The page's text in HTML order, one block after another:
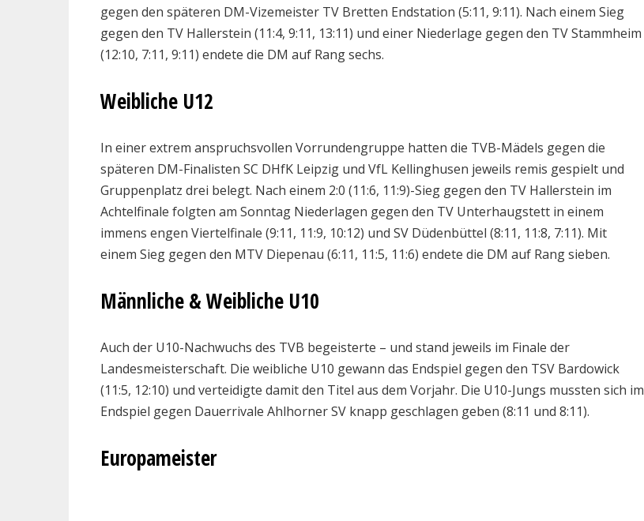
gegen den späteren DM-Vizemeister TV Bretten Endstation (5:11, 9:11). Nach einem Sieg
gegen den TV Hallerstein (11:4, 9:11, 13:11) und einer Niederlage gegen den TV Stammheim
(12:10, 7:11, 9:11) endete die DM auf Rang sechs.
Weibliche U12
In einer extrem anspruchsvollen Vorrundengruppe hatten die TVB-Mädels gegen die
späteren DM-Finalisten SC DHfK Leipzig und VfL Kellinghusen jeweils remis gespielt und
Gruppenplatz drei belegt. Nach einem 2:0 (11:6, 11:9)-Sieg gegen den TV Hallerstein im
Achtelfinale folgten am Sonntag Niederlagen gegen den TV Unterhaugstett in einem
immens engen Viertelfinale (9:11, 11:9, 10:12) und SV Düdenbüttel (8:11, 11:8, 7:11). Mit
einem Sieg gegen den MTV Diepenau (6:11, 11:5, 11:6) endete die DM auf Rang sieben.
Männliche & Weibliche U10
Auch der U10-Nachwuchs des TVB begeisterte – und stand jeweils im Finale der
Landesmeisterschaft. Die weibliche U10 gewann das Endspiel gegen den TSV Bardowick
(11:5, 12:10) und verteidigte damit den Titel aus dem Vorjahr. Die U10-Jungs mussten sich im
Endspiel gegen Dauerrivale Ahlhorner SV knapp geschlagen geben (8:11 und 8:11).
Europameister